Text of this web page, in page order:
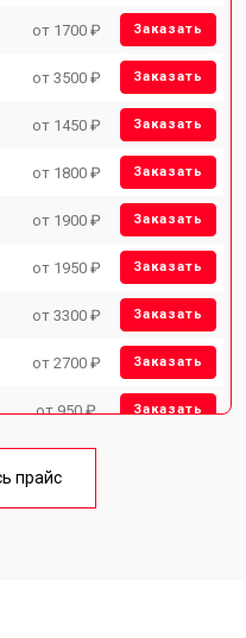
от 1700 ₽ Заказать
от 3500 ₽ Заказать
от 1450 ₽ Заказать
от 1800 ₽ Заказать
от 1900 ₽ Заказать
от 1950 ₽ Заказать
от 3300 ₽ Заказать
от 2700 ₽ Заказать
от 950 ₽ Заказать
от 3200 ₽
прайс